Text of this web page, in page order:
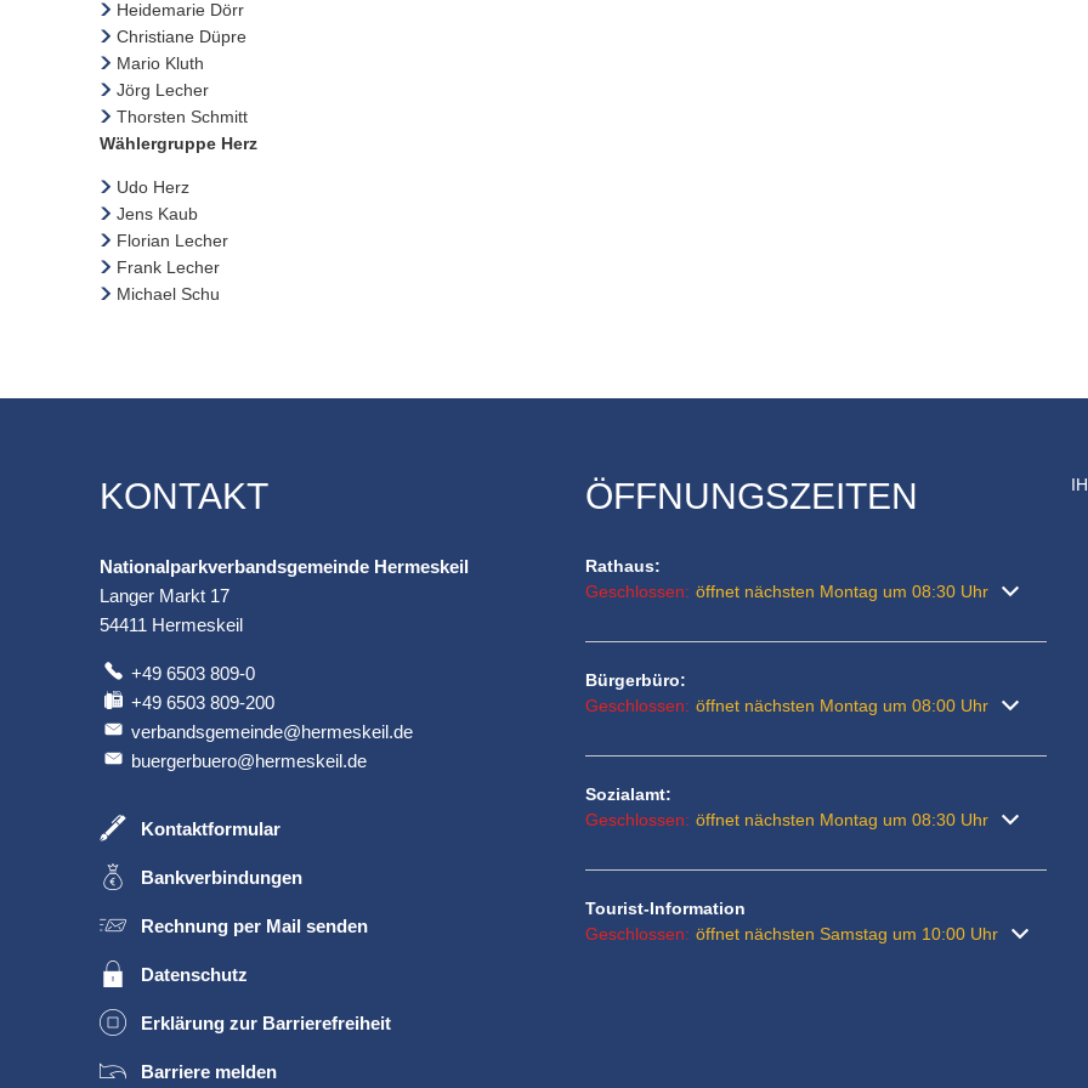
Heidemarie Dörr
Christiane Düpre
Mario Kluth
Jörg Lecher
Thorsten Schmitt
Wählergruppe Herz
Udo Herz
Jens Kaub
Florian Lecher
Frank Lecher
Michael Schu
KONTAKT
Nationalparkverbandsgemeinde Hermeskeil
Langer Markt 17
54411 Hermeskeil
+49 6503 809-0
+49 6503 809-200
verbandsgemeinde@hermeskeil.de
buergerbuero@hermeskeil.de
Kontaktformular
Bankverbindungen
Rechnung per Mail senden
Datenschutz
Erklärung zur Barrierefreiheit
Barriere melden
ÖFFNUNGSZEITEN
Rathaus:
Klicken, um weitere Öffnungs- oder Schließzeiten auszublenden
Geschlossen: öffnet nächsten Montag um 08:30 Uhr
Bürgerbüro:
Klicken, um weitere Öffnungs- oder Schließzeiten auszublenden
Geschlossen: öffnet nächsten Montag um 08:00 Uhr
Sozialamt:
Klicken, um weitere Öffnungs- oder Schließzeiten auszublenden
Geschlossen: öffnet nächsten Montag um 08:30 Uhr
Tourist-Information
Klicken, um weitere Öffnungs- oder Schließzeiten auszublenden
Geschlossen: öffnet nächsten Samstag um 10:00 Uhr